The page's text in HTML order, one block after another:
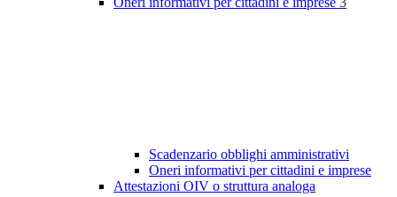
Scadenzario obblighi amministrativi
Oneri informativi per cittadini e imprese
Attestazioni OIV o struttura analoga